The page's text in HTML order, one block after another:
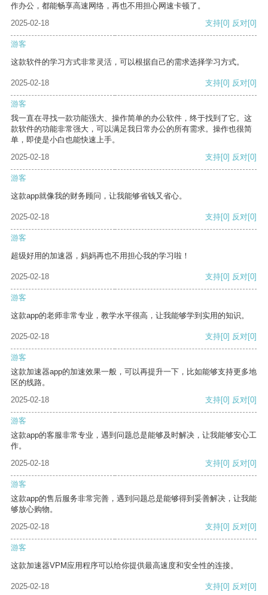
作办公，都能畅享高速网络，再也不用担心网速卡顿了。
2025-02-18
支持[0] 反对[0]
游客
这款软件的学习方式非常灵活，可以根据自己的需求选择学习方式。
2025-02-18 支持[0] 反对[0]
游客
我一直在寻找一款功能强大、操作简单的办公软件，终于找到了它。这
款软件的功能非常强大，可以满足我日常办公的所有需求。操作也很简
单，即使是小白也能快速上手。
2025-02-18
支持[0] 反对[0]
游客
这款app就像我的财务顾问，让我能够省钱又省心。
2025-02-18 支持[0] 反对[0]
游客
超级好用的加速器，妈妈再也不用担心我的学习啦！
2025-02-18 支持[0] 反对[0]
游客
这款app的老师非常专业，教学水平很高，让我能够学到实用的知识。
2025-02-18 支持[0] 反对[0]
游客
这款加速器app的加速效果一般，可以再提升一下，比如能够支持更多地
区的线路。
2025-02-18
支持[0] 反对[0]
游客
这款app的客服非常专业，遇到问题总是能够及时解决，让我能够安心工
作。
2025-02-18
支持[0] 反对[0]
游客
这款app的售后服务非常完善，遇到问题总是能够得到妥善解决，让我能
够放心购物。
2025-02-18
支持[0] 反对[0]
游客
这款加速器VPM应用程序可以给你提供最高速度和安全性的连接。
2025-02-18 支持[0] 反对[0]